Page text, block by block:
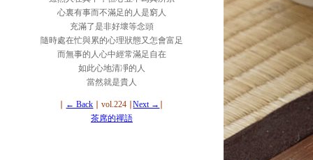
心裏有事而不滿足的人是窮人
充滿了是非好壞等念頭
隨時處在忙與累的心理狀態又怎會富足
而無事的人心中經常滿足自在
如此心地清凈的人
當然就是貴人
← Back ∣ vol.224 ∣Next →
茶席的禪語